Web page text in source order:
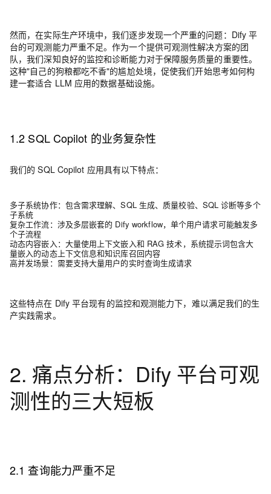
然而，在实际生产环境中，我们逐步发现一个严重的问题： Dify 平
台的可观测能力严重不足。作为一个提供可观测性解决方案的团
队，我们深知良好的监控和诊断能力对于保障服务质量的重要性。
这种"自己的狗粮都吃不香"的尴尬处境，促使我们开始思考如何构
建一套适合 LLM 应用的数据基础设施。
1.2 SQL Copilot 的业务复杂性
我们的 SQL Copilot 应用具有以下特点：
多子系统协作： 包含需求理解、SQL 生成、质量校验、SQL 诊断等多个
子系统
复杂工作流： 涉及多层嵌套的 Dify workflow，单个用户请求可能触发多
个子流程
动态内容嵌入 ： 大量使用上下文嵌入和 RAG 技术，系统提示词包含大
量嵌入的动态上下文信息和知识库召回内容
高并发场景： 需要支持大量用户的实时查询生成请求
这些特点在 Dify 平台现有的监控和观测能力下，难以满足我们的生
产实践需求。
2. 痛点分析：Dify 平台可观
测性的三大短板
2.1 查询能力严重不足